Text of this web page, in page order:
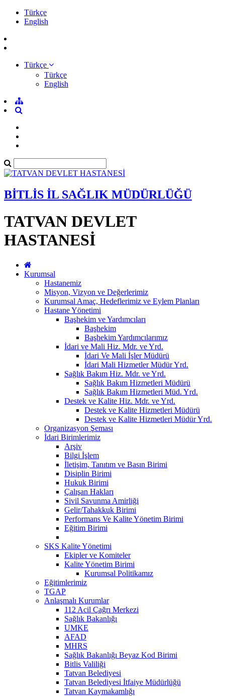
Türkçe
English
Türkçe
Türkçe
English
BİTLİS İL SAĞLIK MÜDÜRLÜĞÜ
TATVAN DEVLET
HASTANESİ
Kurumsal
Hastanemiz
Misyon, Vizyon ve Değerlerimiz
Kurumsal Amaç, Hedeflerimiz ve Eylem Planları
Hastane Yönetimi
Başhekim ve Yardımcıları
Başhekim
Başhekim Yardımcılarımız
İdari ve Mali Hiz. Mdr. ve Yrd.
İdari Ve Mali İşler Müdürü
İdari Mali Hizmetler Müdür Yrd.
Sağlık Bakım Hiz. Mdr. ve Yrd.
Sağlık Bakım Hizmetleri Müdürü
Sağlık Bakım Hizmetleri Müd. Yrd.
Destek ve Kalite Hiz. Mdr. ve Yrd.
Destek ve Kalite Hizmetleri Müdürü
Destek ve Kalite Hizmetleri Müdür Yrd.
Organizasyon Şeması
İdari Birimlerimiz
Arşiv
Bilgi İşlem
İletişim, Tanıtım ve Basın Birimi
Disiplin Birimi
Hukuk Birimi
Çalışan Hakları
Sivil Savunma Amirliği
Gelir/Tahakkuk Birimi
Performans Ve Kalite Yönetim Birimi
Eğitim Birimi
SKS Kalite Yönetimi
Ekipler ve Komiteler
Kalite Yönetim Birimi
Kurumsal Politikamız
Eğitimlerimiz
TGAP
Anlaşmalı Kurumlar
112 Acil Çağrı Merkezi
Sağlık Bakanlığı
UMKE
AFAD
MHRS
Sağlık Bakanlığı Beyaz Kod Birimi
Bitlis Valiliği
Tatvan Belediyesi
Tatvan Belediyesi İtfaiye Müdürlüğü
Tatvan Kaymakamlığı